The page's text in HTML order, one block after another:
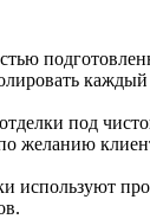
под
желанию
используют